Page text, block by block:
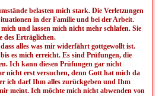
belasten mich stark. Die Verletzungen
in der Familie und bei der Arbeit.
und lassen mich nicht mehr schlafen. Sie
des Erträglichen.
alles was mir widerfährt gottgewollt ist.
es mich erreicht. Es sind Prüfungen, die
Ich kann diesen Prüfungen gar nicht
nicht erst versuchen, denn Gott hat mich da
ich darf Ihm alles zurückgeben und Ihm
meint. Ich möchte mich nicht abwenden von